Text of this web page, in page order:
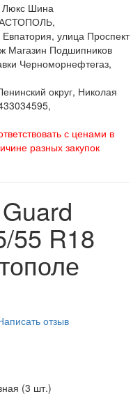
Люкс Шина
улица Проспект
Магазин Подшипников
Черноморнефтегаз,
округ, Николая
с ценами в
разных закупок
55 R18
отзыв
(3 шт.)